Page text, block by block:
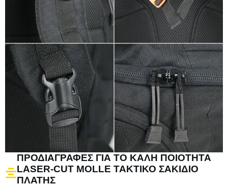
ΠΡΟΔΙΑΓΡΑΦΈΣ ΓΙΑ ΤΟ ΚΑΛΉ ΠΟΙΌΤΗΤΑ
LASER-CUT MOLLE ΤΑΚΤΙΚΌ ΣΑΚΊΔΙΟ
ΠΛΆΤΗΣ